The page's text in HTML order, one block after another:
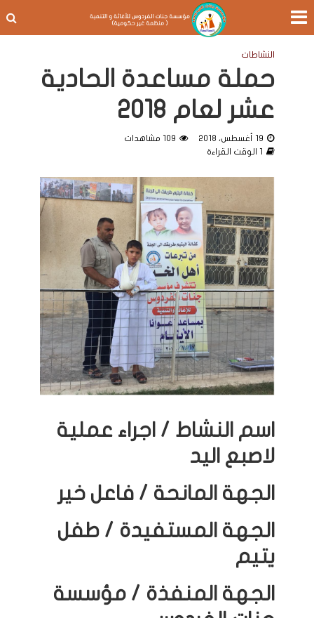
النشاطات
حملة مساعدة الحادية
عشر لعام 2018
19 أغسطس، 2018
109 مشاهدات
1 الوقت القراءة
اسم النشاط / اجراء عملية
لاصبع اليد
الجهة المانحة / فاعل خير
الجهة المستفيدة / طفل
يتيم
الجهة المنفذة / مؤسسة